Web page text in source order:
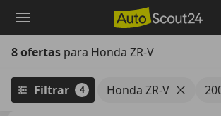
principal
8 ofertas para Honda ZR-V
Filtrar 4 Honda ZR-V